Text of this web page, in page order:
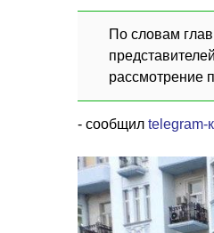
По словам
рассмотрение
- сообщил telegram-